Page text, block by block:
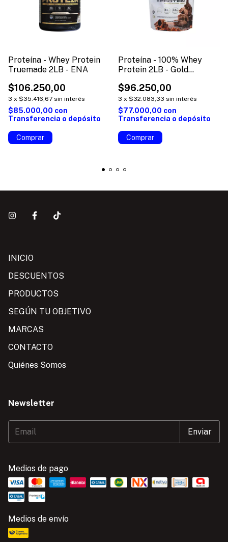
Proteína - Whey Protein
Truemade 2LB - ENA
$106.250,00
3 x $35.416,67 sin interés
$85.000,00 con
Transferencia o depósito
Comprar
Proteína - 100% Whey
Protein 2LB - Gold
$96.250,00
3 x $32.083,33 sin interés
$77.000,00 con
Transferencia o depósito
Comprar
INICIO
DESCUENTOS
PRODUCTOS
SEGÚN TU OBJETIVO
MARCAS
CONTACTO
Quiénes Somos
Newsletter
Medios de pago
Medios de envío